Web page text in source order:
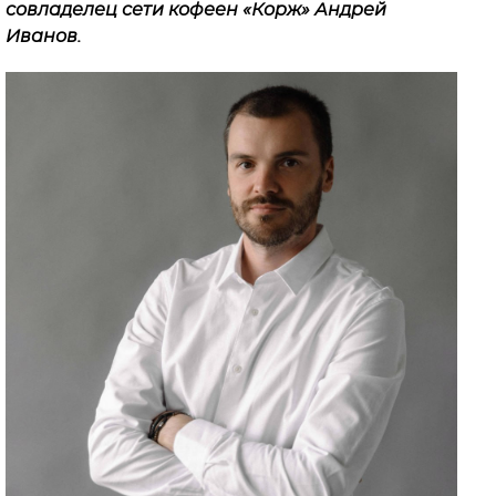
совладелец сети кофеен «Корж» Андрей
Иванов.